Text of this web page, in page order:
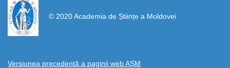
© 2020 Academia de Științe a Moldovei
Versiunea precedentă a paginii web AȘM